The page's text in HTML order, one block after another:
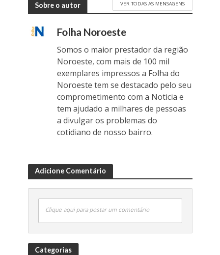
Sobre o autor VER TODAS AS MENSAGENS
Folha Noroeste
Somos o maior prestador da região
Noroeste, com mais de 100 mil
exemplares impressos a Folha do
Noroeste tem se destacado pelo seu
comprometimento com a Noticia e
tem ajudado a milhares de pessoas
a divulgar os problemas do
cotidiano de nosso bairro.
Adicione Comentário
Clique aqui para postar um comentário
Categorias